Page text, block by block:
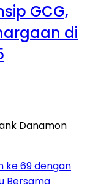
GCG,
di
Danamon